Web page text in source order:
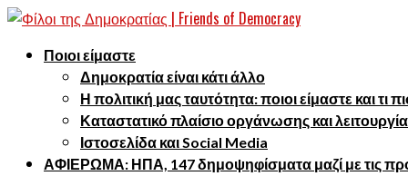
Ποιοι είμαστε
Δημοκρατία είναι κάτι άλλο
Η πολιτική μας ταυτότητα: ποιοι είμαστε και τι
Καταστατικό πλαίσιο οργάνωσης και
Ιστοσελίδα και Social Media
ΑΦΙΕΡΩΜΑ: ΗΠΑ, 147 δημοψηφίσματα μαζί με τις